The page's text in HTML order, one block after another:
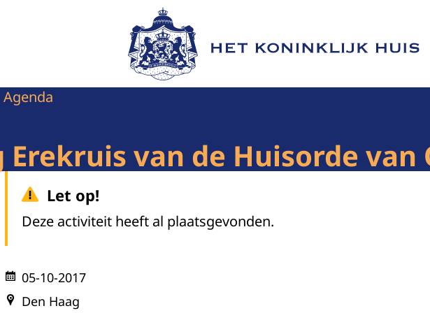
Naar de homepage van Het Koninklijk Huis
Agenda
van de Huisorde van
Let op!
Deze activiteit heeft al plaatsgevonden.
05-10-2017
Den Haag